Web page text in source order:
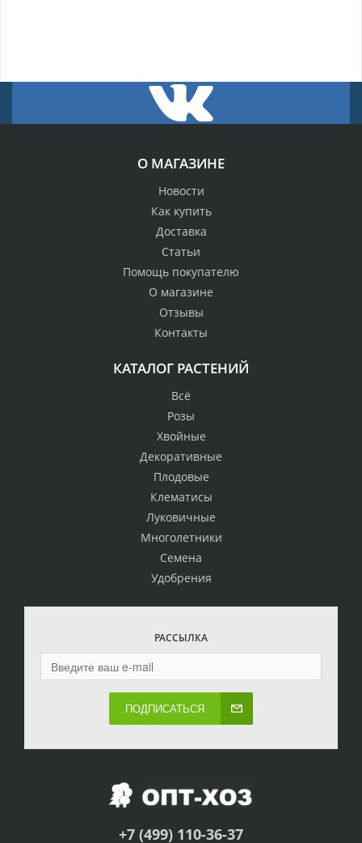
О МАГАЗИНЕ
Новости
Как купить
Доставка
Статьи
Помощь покупателю
О магазине
Отзывы
Контакты
КАТАЛОГ РАСТЕНИЙ
Всё
Розы
Хвойные
Декоративные
Плодовые
Клематисы
Луковичные
Многолетники
Семена
Удобрения
РАССЫЛКА
ПОДПИСАТЬСЯ
+7 (499) 110-36-37